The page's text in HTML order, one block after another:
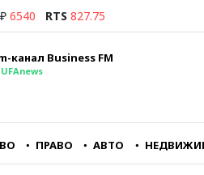
₽ 6540 RTS 827.75
канал Business FM
ПРАВО АВТО